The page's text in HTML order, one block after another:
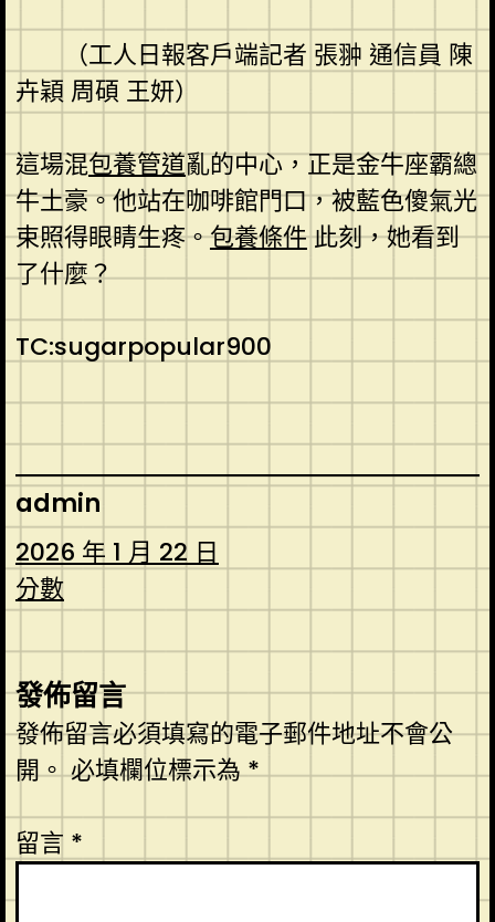
（工人日報客戶端記者 張翀 通信員 陳
卉穎 周碩 王妍）
這場混包養管道亂的中心，正是金牛座霸總
牛土豪。他站在咖啡館門口，被藍色傻氣光
束照得眼睛生疼。包養條件此刻，她看到
了什麼？
TC:sugarpopular900
admin
2026 年 1 月 22 日
分數
發佈留言
發佈留言必須填寫的電子郵件地址不會公
開。必填欄位標示為*
留言 *